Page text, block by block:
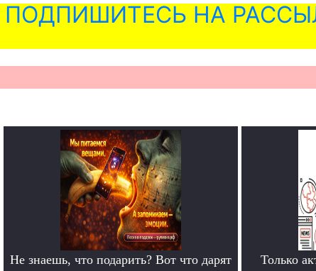
ПОДПИШИТЕСЬ НА
Не знаешь, что подарить? Вот что дарят
Только